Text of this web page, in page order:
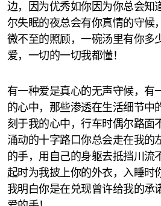
边，因为优秀如你因为你总会知
尔失眠的夜总会有你真情的守候
微不至的照顾，一碗汤里有你多
爱，一切的一切我都懂！
有一种爱是真心的无声守候，有
的心中，那些渗透在生活细节中
刻于我的心中，行车时偶尔路面
涌动的十字路口你总会走在我的
的手，用自己的身躯去抵挡川流
起时为我披上你的外衣，入睡时
我明白你是在兑现曾许给我的承